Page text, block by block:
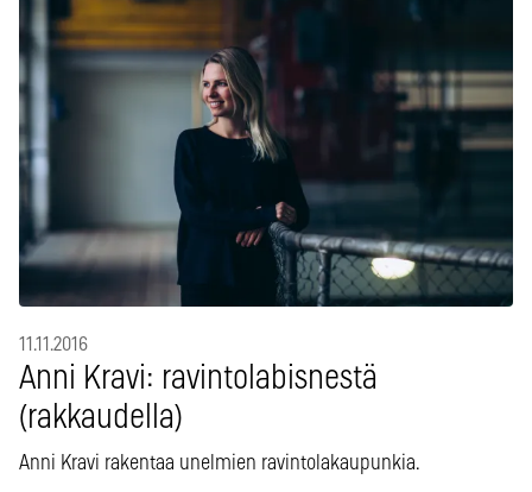
11.11.2016
Anni Kravi: ravintolabisnestä
(rakkaudella)
Anni Kravi rakentaa unelmien ravintolakaupunkia.